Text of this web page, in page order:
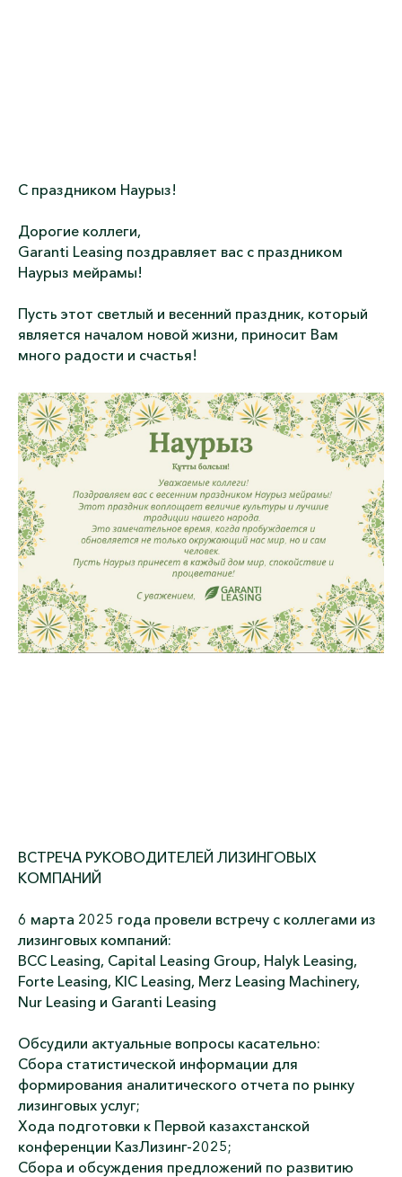
С праздником Наурыз!
Дорогие коллеги,
Garanti Leasing поздравляет вас с праздником
Наурыз мейрамы!
Пусть этот светлый и весенний праздник, который
является началом новой жизни, приносит Вам
много радости и счастья!
ВСТРЕЧА РУКОВОДИТЕЛЕЙ ЛИЗИНГОВЫХ
КОМПАНИЙ
6 марта 2025 года провели встречу с коллегами из
лизинговых компаний:
BCC Leasing, Capital Leasing Group, Halyk Leasing,
Forte Leasing, KIC Leasing, Merz Leasing Machinery,
Nur Leasing и Garanti Leasing
Обсудили актуальные вопросы касательно:
Сбора статистической информации для
формирования аналитического отчета по рынку
лизинговых услуг;
Хода подготовки к Первой казахстанской
конференции КазЛизинг-2025;
Сбора и обсуждения предложений по развитию